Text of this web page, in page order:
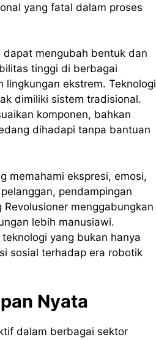
yang fatal dalam proses
mengubah bentuk dan
tinggi di berbagai
ekstrem. Teknologi
dimiliki sistem tradisional.
komponen, bahkan
dihadapi tanpa bantuan
memahami ekspresi, emosi,
pendampingan
menggabungkan
lebih manusiawi.
yang bukan hanya
sosial terhadap era robotik
Nyata
dalam berbagai sektor